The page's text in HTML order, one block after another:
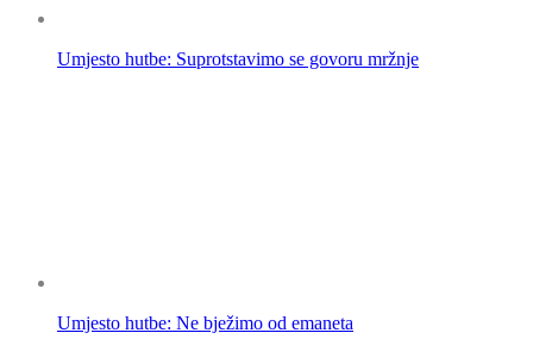
Umjesto hutbe: Suprotstavimo se govoru mržnje
Umjesto hutbe: Ne bježimo od emaneta